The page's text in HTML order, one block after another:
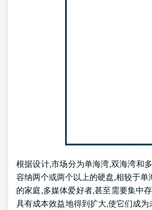
根据设计,市场分为单海湾,双海湾和
容纳两个或两个以上的硬盘,相较于
的家庭,多媒体爱好者,甚至需要集中
具有成本效益地得到扩大,使它们成